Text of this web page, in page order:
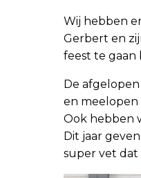
Wij hebben
Gerbert en
feest te gaan
De
en
Ook hebben
Dit jaar
super vet dat